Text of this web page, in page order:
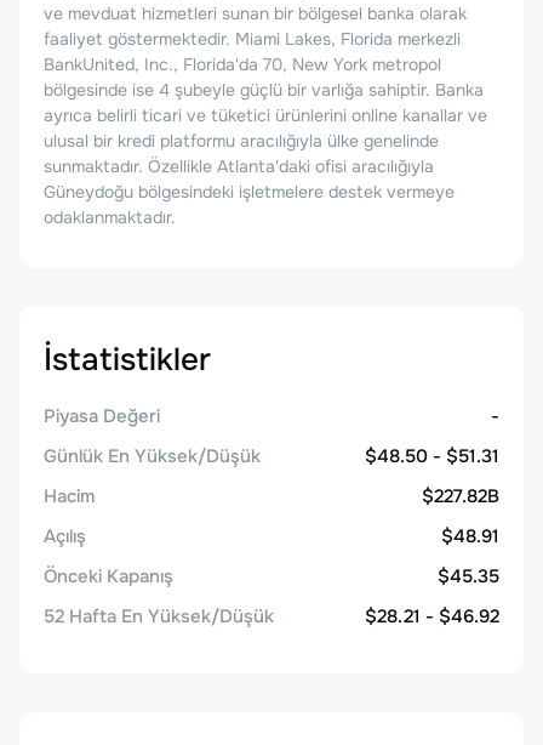
ve mevduat hizmetleri sunan bir bölgesel banka olarak
faaliyet göstermektedir. Miami Lakes, Florida merkezli
BankUnited, Inc., Florida'da 70, New York metropol
bölgesinde ise 4 şubeyle güçlü bir varlığa sahiptir. Banka
ayrıca belirli ticari ve tüketici ürünlerini online kanallar ve
ulusal bir kredi platformu aracılığıyla ülke genelinde
sunmaktadır. Özellikle Atlanta'daki ofisi aracılığıyla
Güneydoğu bölgesindeki işletmelere destek vermeye
odaklanmaktadır.
İstatistikler
Piyasa Değeri
-
Günlük En Yüksek/Düşük
$48.50 - $51.31
Hacim
$227.82B
Açılış
$48.91
Önceki Kapanış
$45.35
52 Hafta En Yüksek/Düşük
$28.21 - $46.92